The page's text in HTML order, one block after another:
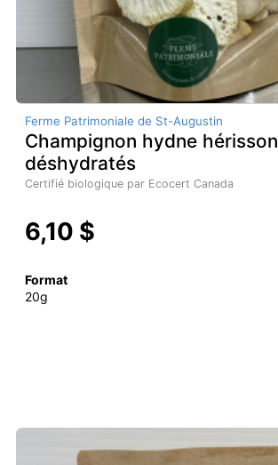
Ferme Patrimoniale de St-Augustin
Champignon hydne hérisson
déshydratés
Certifié biologique par Ecocert Canada
6,10 $
Format
20g